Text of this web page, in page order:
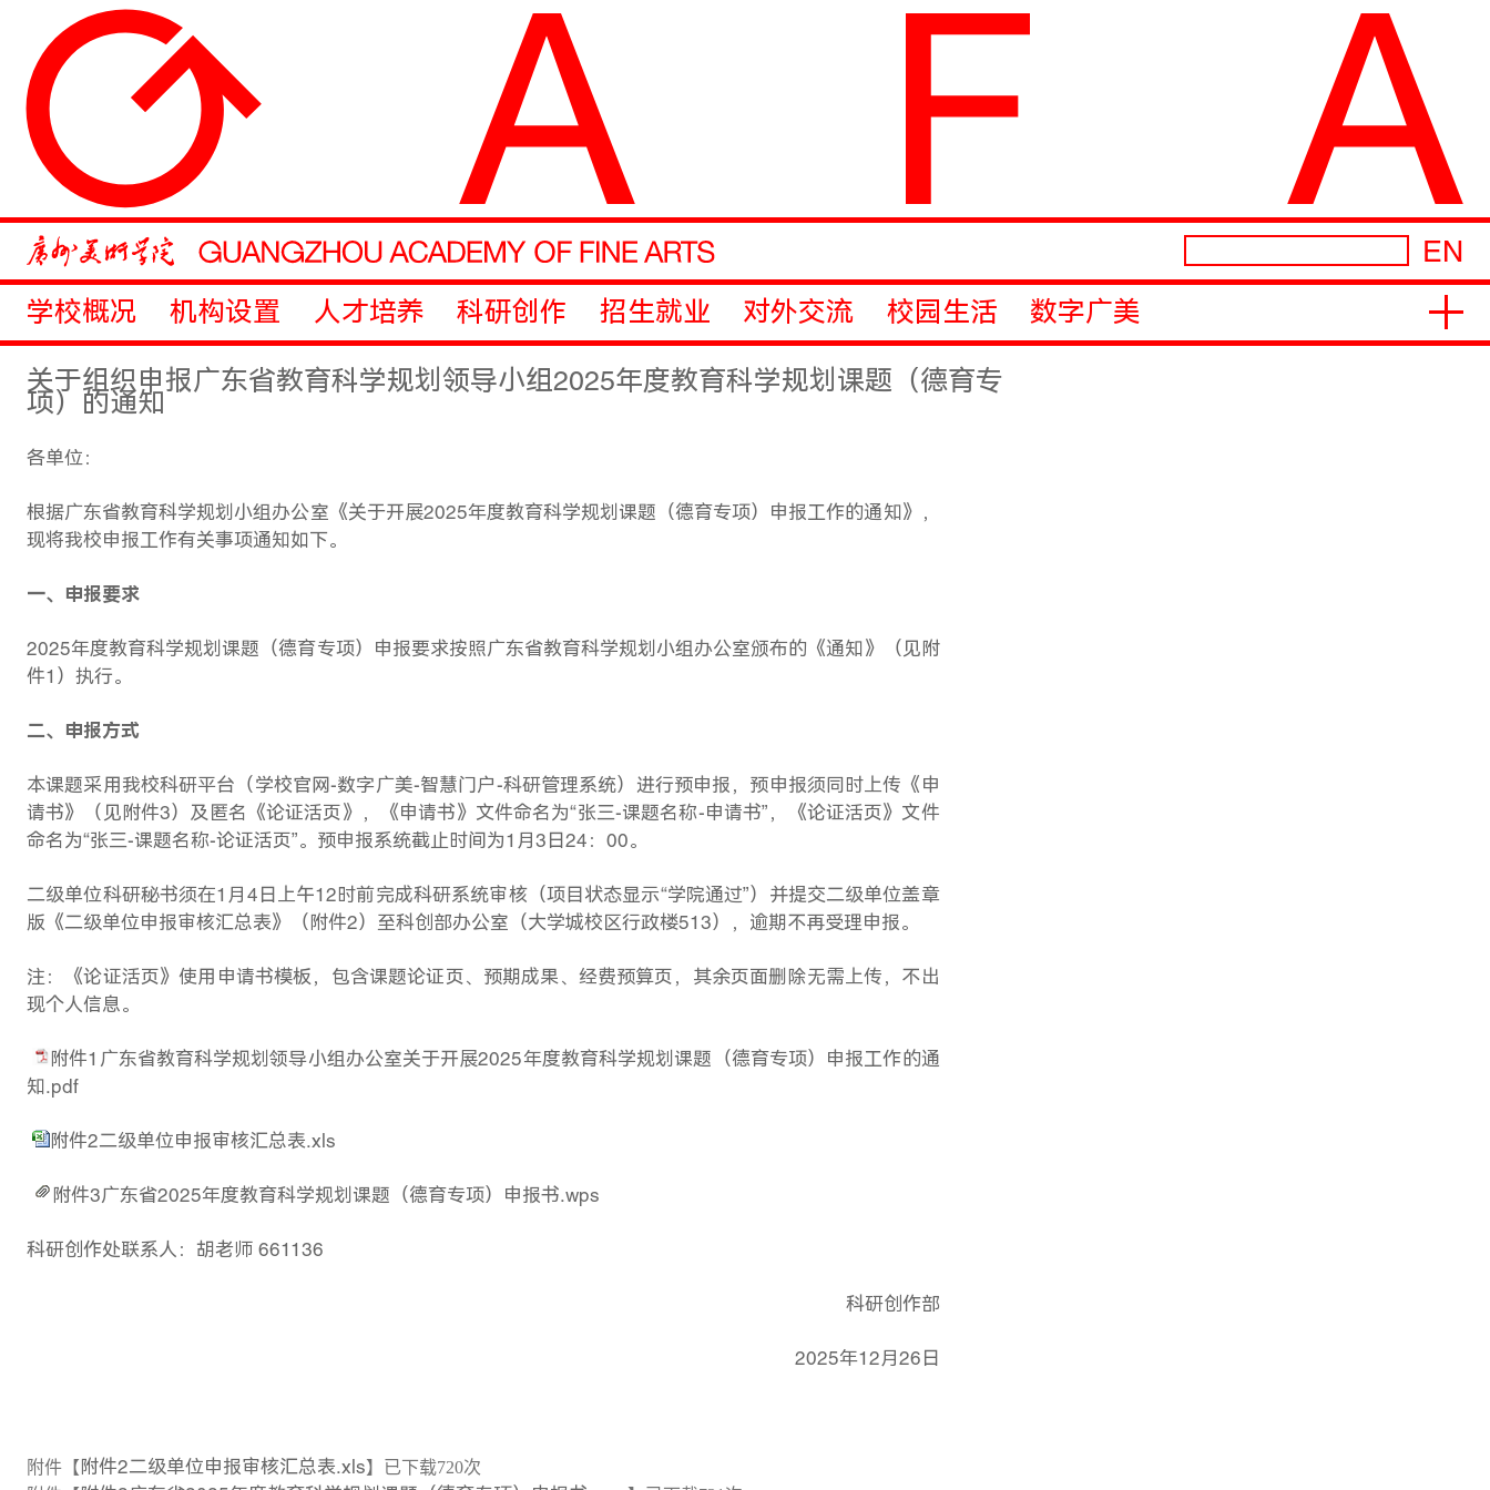
EN
学校概况 机构设置 人才培养 科研创作 招生就业 对外交流 校园生活 数字广美
关于组织申报广东省教育科学规划领导小组2025年度教育科学规划课题（德育专
项）的通知
各单位：
根据广东省教育科学规划小组办公室《关于开展2025年度教育科学规划课题（德育专项）申报工作的通知》，
现将我校申报工作有关事项通知如下。
一、申报要求
2025年度教育科学规划课题 （德育专项）申报要求按照广东省教育科学规划小组办公室颁布的《通知》（见附
件1 ）执行。
二、申报方式
本课题采用我校科研平台（学校官网-数字广美-智慧门户-科研管理系统）进行预申报，预申报须同时上传《申
请书》
（见附件3）及 匿名《论证活页》，《申请书》文件命名为“张三-课题名称-申请书”，《论证活页》文件
命名为“张三-课题名称-论证活页”。预申报系统截止时间为1 月 3 日 24 ： 00。
二级单位科研秘书须在1 月 4 日上午12 时前完成科研系统审核（项目状态显示“学院通过”）并提交二级单位盖章
版《二级单位申报审核汇总表》（附件2）至科创部办公室（大学城校区行政楼513），逾期不再受理申报。
注：《论证活页》使用申请书模板，包含课题论证页、预期成果、经费预算页，其余页面删除无需上传，不出
现个人信息。
附件1广东省教育科学规划领导小组办公室关于开展2025年度教育科学规划课题（德育专项）申报工作的通
知.pdf
附件2二级单位申报审核汇总表.xls
附件3广东省2025年度教育科学规划课题（德育专项）申报书.wps
科研创作处联系人：胡老师 661136
科研创作部
2025年12月 26 日
附件【 附件2二级单位申报审核汇总表.xls】已下载720次